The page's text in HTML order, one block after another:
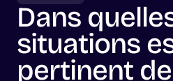
Dans
situations
pertinent